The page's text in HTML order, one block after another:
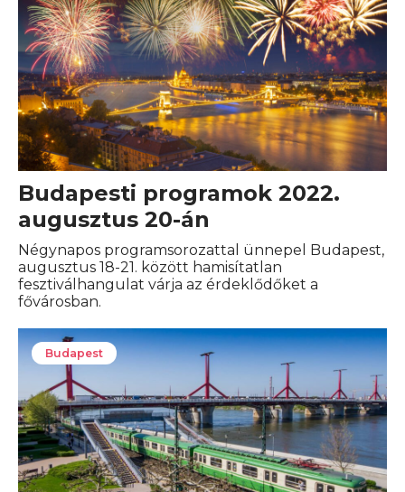
Budapesti programok 2022.
augusztus 20-án
Négynapos programsorozattal ünnepel Budapest,
augusztus 18-21. között hamisítatlan
fesztiválhangulat várja az érdeklődőket a
fővárosban.
Budapest